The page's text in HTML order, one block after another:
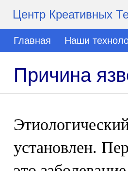
Центр Креативных
Главная Наши
Причина
установлен.